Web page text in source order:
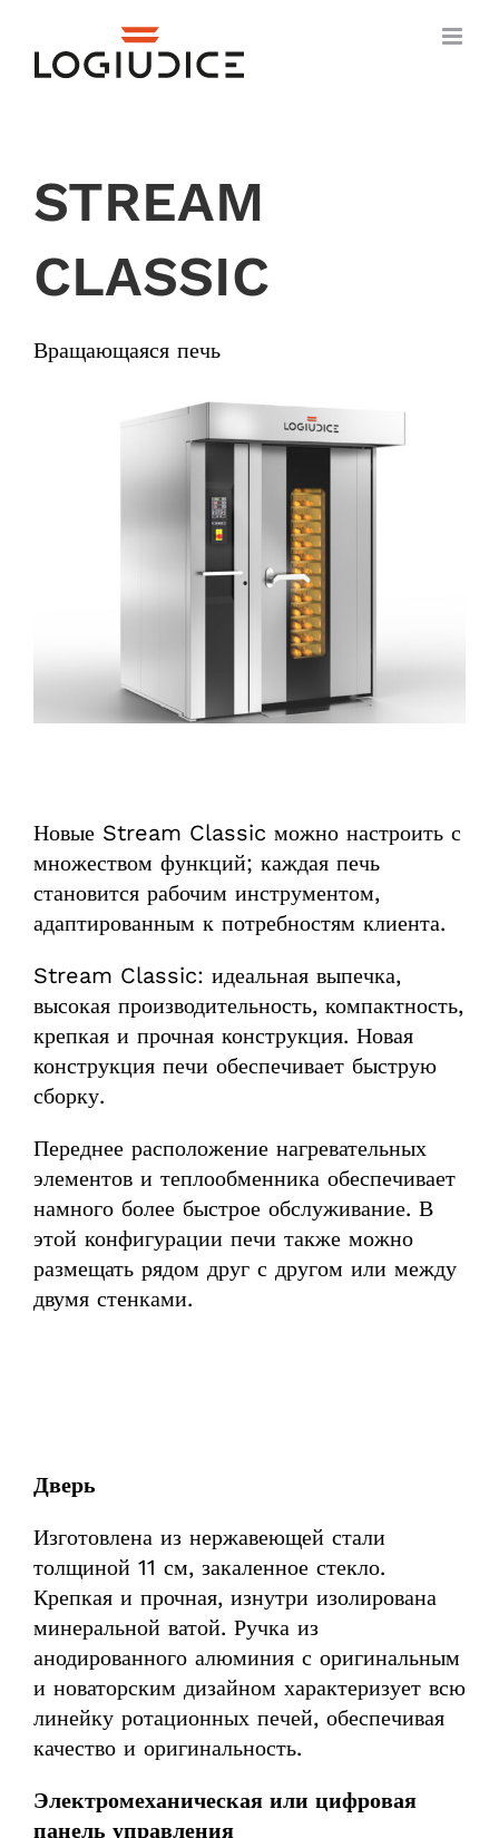
content
STREAM
CLASSIC
Вращающаяся печь
Новые Stream Classic можно настроить с
множеством функций; каждая печь
становится рабочим инструментом,
адаптированным к потребностям клиента.
Stream Classic: идеальная выпечка,
высокая производительность, компактность,
крепкая и прочная конструкция. Новая
конструкция печи обеспечивает быструю
сборку.
Переднее расположение нагревательных
элементов и теплообменника обеспечивает
намного более быстрое обслуживание. В
этой конфигурации печи также можно
размещать рядом друг с другом или между
двумя стенками.
Дверь
Изготовлена из нержавеющей стали
толщиной 11 см, закаленное стекло.
Крепкая и прочная, изнутри изолирована
минеральной ватой. Ручка из
анодированного алюминия с оригинальным
и новаторским дизайном характеризует всю
линейку ротационных печей, обеспечивая
качество и оригинальность.
Электромеханическая или цифровая
панель управления